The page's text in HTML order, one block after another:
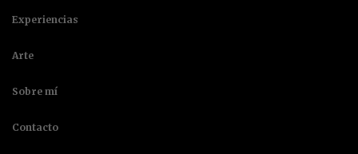
Experiencias
Arte
Sobre mí
Contacto